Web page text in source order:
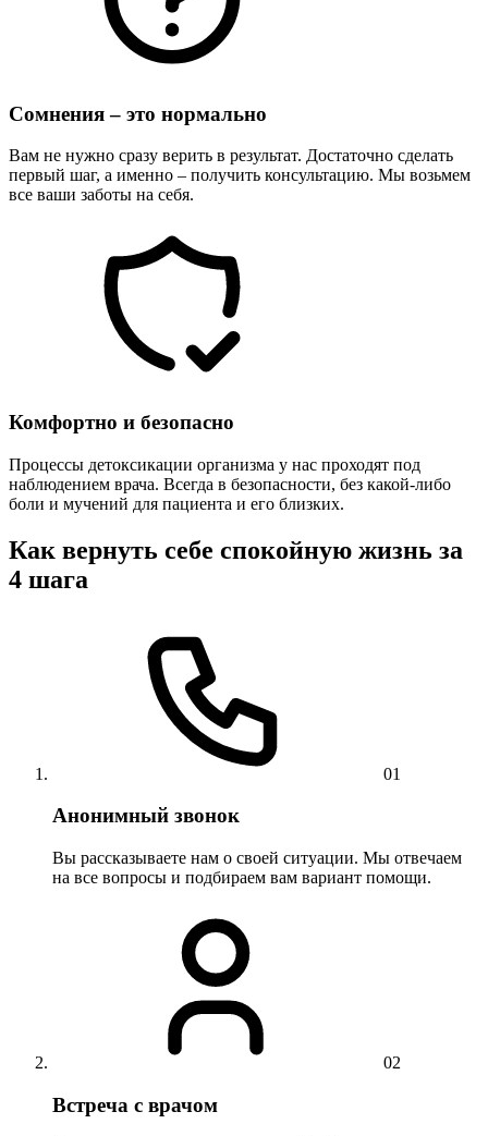
Сомнения – это нормально
Вам не нужно сразу верить в результат. Достаточно сделать
первый шаг, а именно – получить консультацию. Мы возьмем
все ваши заботы на себя.
Комфортно и безопасно
Процессы детоксикации организма у нас проходят под
наблюдением врача. Всегда в безопасности, без какой-либо
боли и мучений для пациента и его близких.
Как вернуть себе спокойную жизнь за
4 шага
01
Анонимный звонок
Вы рассказываете нам о своей ситуации. Мы отвечаем
на все вопросы и подбираем вам вариант помощи.
02
Встреча с врачом